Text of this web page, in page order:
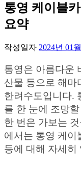
통영 케이블
요약
작성일자 2024년 01
통영은 아름다운
산물 등으로 해마
한려수도입니다.
를 한 눈에 조망
한 번은 가보는
에서는 통영 케이
등에 대해 자세히